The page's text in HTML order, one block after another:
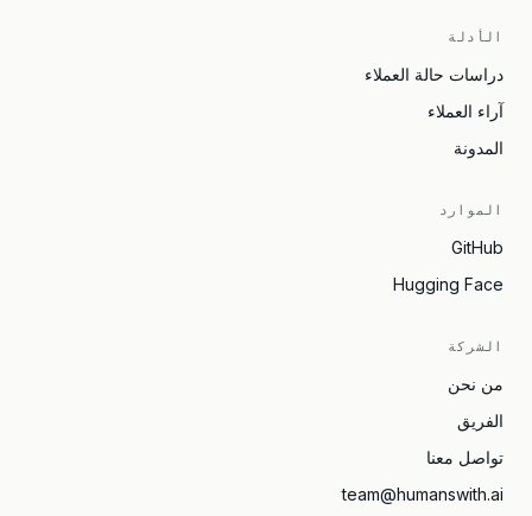
الأدلة
دراسات حالة العملاء
آراء العملاء
المدونة
الموارد
GitHub
Hugging Face
الشركة
من نحن
الفريق
تواصل معنا
team@humanswith.ai